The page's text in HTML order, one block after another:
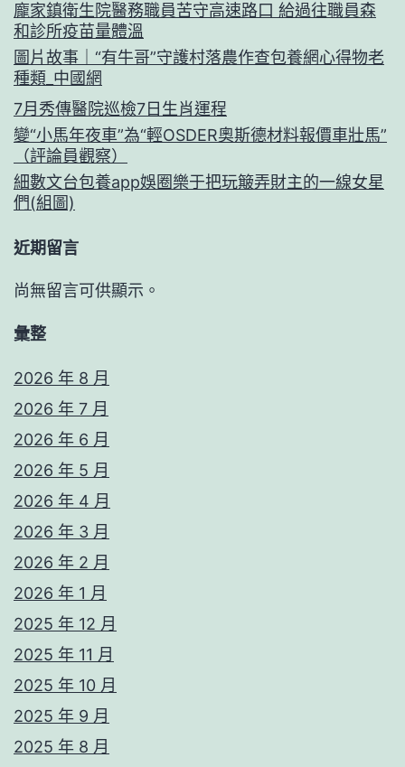
龐家鎮衛生院醫務職員苦守高速路口 給過往職員森
和診所疫苗量體溫
圖片故事｜“有牛哥”守護村落農作查包養網心得物老
種類_中國網
7月秀傳醫院巡檢7日生肖運程
變“小馬年夜車”為“輕OSDER奧斯德材料報價車壯馬”
（評論員觀察）
細數文台包養app娛圈樂于把玩簸弄財主的一線女星
們(組圖)
近期留言
尚無留言可供顯示。
彙整
2026 年 8 月
2026 年 7 月
2026 年 6 月
2026 年 5 月
2026 年 4 月
2026 年 3 月
2026 年 2 月
2026 年 1 月
2025 年 12 月
2025 年 11 月
2025 年 10 月
2025 年 9 月
2025 年 8 月